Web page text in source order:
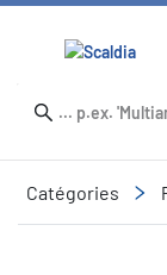
Catégories